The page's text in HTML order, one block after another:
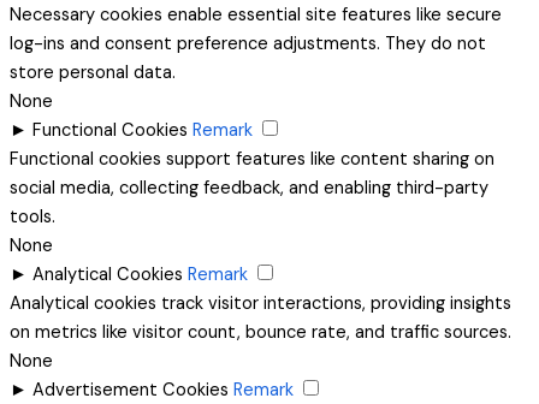
Necessary cookies enable essential site features like secure
log-ins and consent preference adjustments. They do not
store personal data.
None
► Functional Cookies Remark
Functional cookies support features like content sharing on
social media, collecting feedback, and enabling third-party
tools.
None
► Analytical Cookies Remark
Analytical cookies track visitor interactions, providing insights
on metrics like visitor count, bounce rate, and traffic sources.
None
► Advertisement Cookies Remark